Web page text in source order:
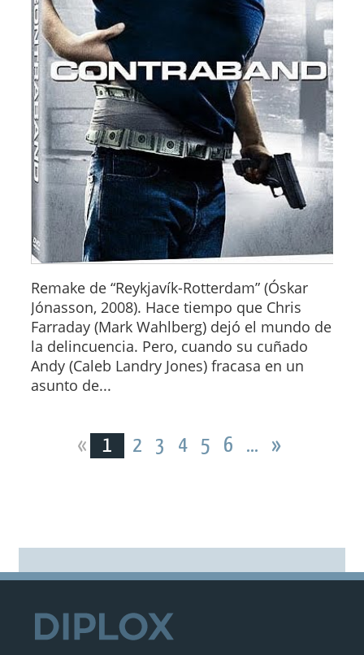
Remake de “Reykjavík-Rotterdam” (Óskar
Jónasson, 2008). Hace tiempo que Chris
Farraday (Mark Wahlberg) dejó el mundo de
la delincuencia. Pero, cuando su cuñado
Andy (Caleb Landry Jones) fracasa en un
asunto de...
« 1 2 3 4 5 6 ... »